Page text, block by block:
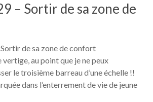
– Sortir de sa zone de
de sa zone de confort
vertige, au point que je ne peux
le troisième barreau d’une échelle !!
dans l’enterrement de vie de jeune